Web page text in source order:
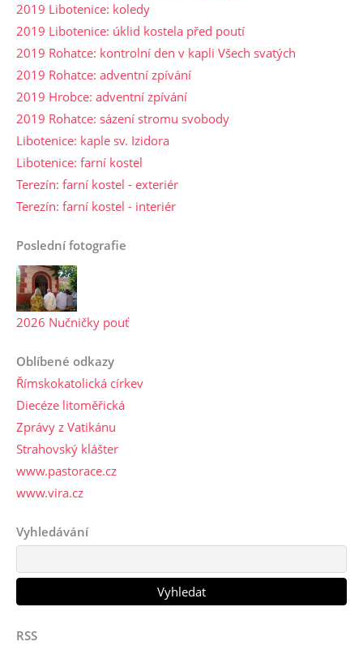
2019 Libotenice: koledy
2019 Libotenice: úklid kostela před poutí
2019 Rohatce: kontrolní den v kapli Všech svatých
2019 Rohatce: adventní zpívání
2019 Hrobce: adventní zpívání
2019 Rohatce: sázení stromu svobody
Libotenice: kaple sv. Izidora
Libotenice: farní kostel
Terezín: farní kostel - exteriér
Terezín: farní kostel - interiér
Poslední fotografie
2026 Nučničky pouť
Oblíbené odkazy
Římskokatolická církev
Diecéze litoměřická
Zprávy z Vatikánu
Strahovský klášter
www.pastorace.cz
www.vira.cz
Vyhledávání
RSS